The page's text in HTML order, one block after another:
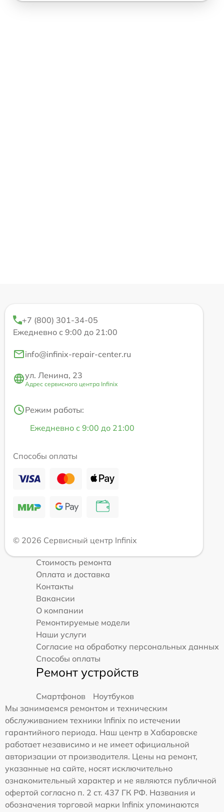
+7 (800) 301-34-05
Ежедневно с 9:00 до 21:00
info@infinix-repair-center.ru
ул. Ленина, 23
Адрес сервисного центра Infinix
Режим работы:
Ежедневно с 9:00 до 21:00
Способы оплаты
© 2026 Сервисный центр Infinix
Стоимость ремонта
Оплата и доставка
Контакты
Вакансии
О компании
Ремонтируемые модели
Наши услуги
Согласие на обработку персональных данных
Способы оплаты
Ремонт устройств
Смартфонов
Ноутбуков
Мы занимаемся ремонтом и техническим
обслуживанием техники Infinix по истечении
гарантийного периода. Наш центр в Хабаровске
работает независимо и не имеет официальной
авторизации от производителя. Цены на ремонт,
указанные на сайте, носят исключительно
ознакомительный характер и не являются публичной
офертой согласно п. 2 ст. 437 ГК РФ. Названия и
обозначения торговой марки Infinix упоминаются